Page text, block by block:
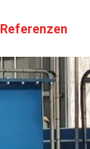
Referenzen